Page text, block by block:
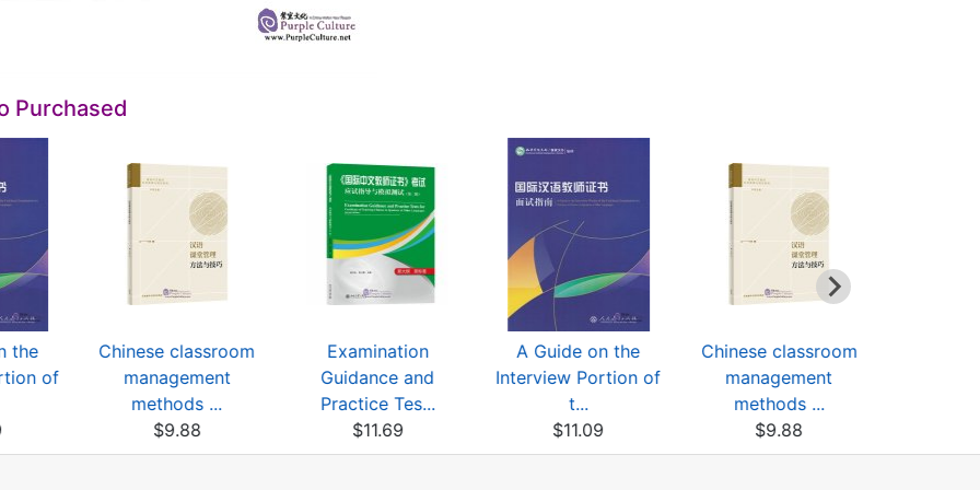
Purchased
the
of
Chinese classroom
management
methods ...
$9.88
Examination
Guidance and
Practice Tes...
$11.69
A Guide on the
Interview Portion of
t...
$11.09
Chinese classroom
management
methods ...
$9.88